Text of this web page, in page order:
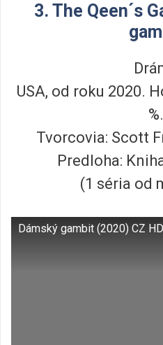
3. The Qeen´s
USA, od roku 2020.
%.
Tvorcovia: Scott
Predloha:
(1 séria od
Dámský gambit (2020) CZ